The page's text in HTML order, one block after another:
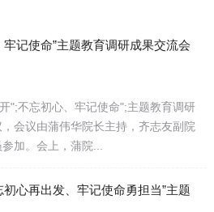
记使命”主题教育调研成果交流会
";不忘初心、牢记使命";主题教育调研
会议由蒲伟华院长主持，齐志友副院
加。会上，蒲院...
心再出发、牢记使命勇担当”主题